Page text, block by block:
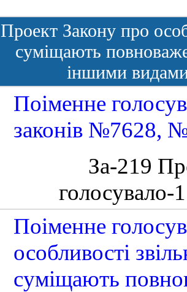
Проект Закону про
суміщають
іншими видами
Поіменне
законів №7628,
За-219
голосувало-
Поіменне
особливості
суміщають